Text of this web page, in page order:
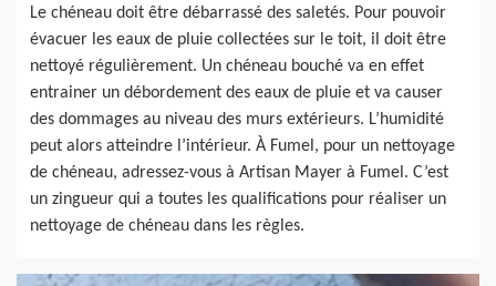
Le chéneau doit être débarrassé des saletés. Pour pouvoir
évacuer les eaux de pluie collectées sur le toit, il doit être
nettoyé régulièrement. Un chéneau bouché va en effet
entrainer un débordement des eaux de pluie et va causer
des dommages au niveau des murs extérieurs. L’humidité
peut alors atteindre l’intérieur. À Fumel, pour un nettoyage
de chéneau, adressez-vous à Artisan Mayer à Fumel. C’est
un zingueur qui a toutes les qualifications pour réaliser un
nettoyage de chéneau dans les règles.